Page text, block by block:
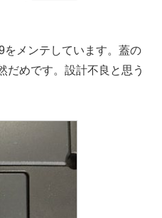
メンテしています。蓋の
だめです。設計不良と思う